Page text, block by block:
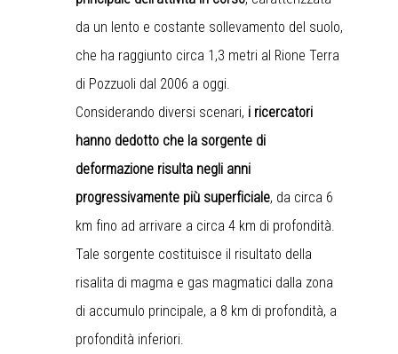
da un lento e costante sollevamento del suolo,
che ha raggiunto circa 1,3 metri al Rione Terra
di Pozzuoli dal 2006 a oggi.
Considerando diversi scenari, i ricercatori
hanno dedotto che la sorgente di
deformazione risulta negli anni
progressivamente più superficiale, da circa 6
km fino ad arrivare a circa 4 km di profondità.
Tale sorgente costituisce il risultato della
risalita di magma e gas magmatici dalla zona
di accumulo principale, a 8 km di profondità, a
profondità inferiori.